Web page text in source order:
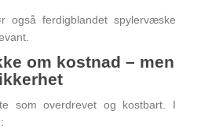
også ferdigblandet spylervæske
om kostnad – men
som overdrevet og kostbart. I